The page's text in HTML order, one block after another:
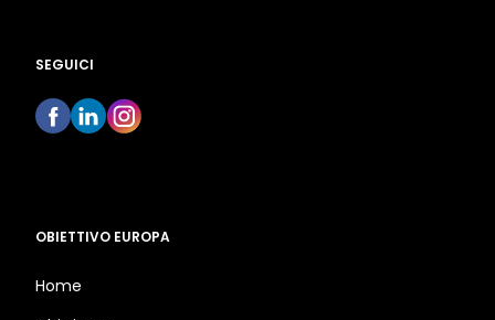
SEGUICI
OBIETTIVO EUROPA
Home